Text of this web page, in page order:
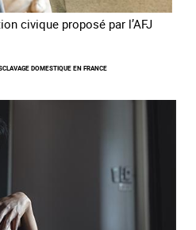
civique proposé par l’AFJ
DOMESTIQUE EN FRANCE